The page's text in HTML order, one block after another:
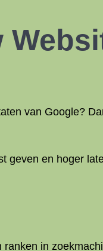
van Google?
geven en hoger
in